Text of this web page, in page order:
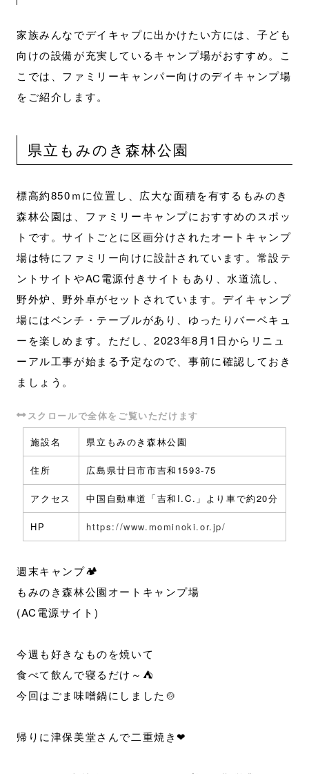
家族みんなでデイキャプに出かけたい方には、子ども
向けの設備が充実しているキャンプ場がおすすめ。こ
こでは、ファミリーキャンパー向けのデイキャンプ場
をご紹介します。
県立もみのき森林公園
標高約850ｍに位置し、広大な面積を有するもみのき
森林公園は、ファミリーキャンプにおすすめのスポッ
トです。サイトごとに区画分けされたオートキャンプ
場は特にファミリー向けに設計されています。常設テ
ントサイトやAC電源付きサイトもあり、水道流し、
野外炉、野外卓がセットされています。デイキャンプ
場にはベンチ・テーブルがあり、ゆったりバーベキュ
ーを楽しめます。ただし、2023年8月1日からリニュ
ーアル工事が始まる予定なので、事前に確認しておき
ましょう。
施設名 県立もみのき森林公園
住所 広島県廿日市市吉和1593-75
アクセス 中国自動車道「吉和I.C.」より車で約20分
HP https://www.mominoki.or.jp/
週末キャンプ🏕
もみのき森林公園オートキャンプ場
(AC電源サイト)
今週も好きなものを焼いて
食べて飲んで寝るだけ～⛺️
今回はごま味噌鍋にしました🍲
帰りに津保美堂さんで二重焼き❤